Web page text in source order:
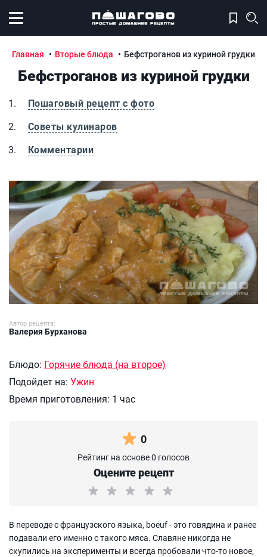
Открыть меню
Главная Вторые блюда Бефстроганов из куриной грудки
Бефстроганов из куриной грудки
Пошаговый рецепт с фото
Советы кулинаров
Комментарии
Бефстроганов из куриной грудки
Автор рецепта:
Валерия Бурханова
Блюдо: Горячие блюда (на второе)
Подойдет на: Ужин
Время приготовления: 1 час
0
Рейтинг на основе 0 голосов
Оцените рецепт
В переводе с французского языка, boeuf - это говядина и ранее
подавали его именно с такого мяса. Славяне никогда не
скупились на эксперименты и всегда пробовали что-то новое,